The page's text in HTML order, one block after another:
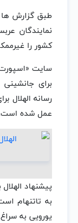
طبق گزارش ها
نمایندگان
کشور را
سایت
برای
رسانه الهلال
عمل شده
پیشنهاد
یورویی به